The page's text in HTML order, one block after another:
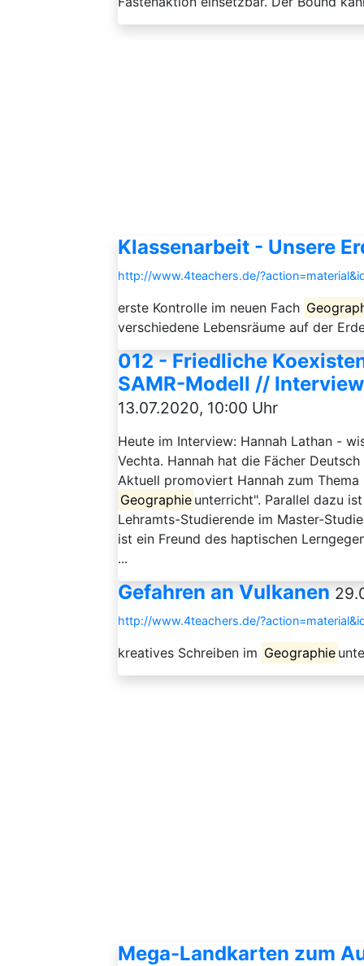
Klassenarbeit - Unsere
http://www.4teachers.de/
erste Kontrolle im neuen Fach
verschiedene Lebensräume auf der
012 - Friedliche
SAMR-Modell //
13.07.2020, 10:00 Uhr
Heute im Interview: Hannah Lathan -
Vechta. Hannah hat die Fächer
Aktuell promoviert Hannah zum
Geographie unterricht". Parallel dazu
Lehramts-Studierende im Master-
ist ein Freund des haptischen
...
Gefahren an Vulkanen
http://www.4teachers.de/
kreatives Schreiben im Geographie
Mega-Landkarten zum